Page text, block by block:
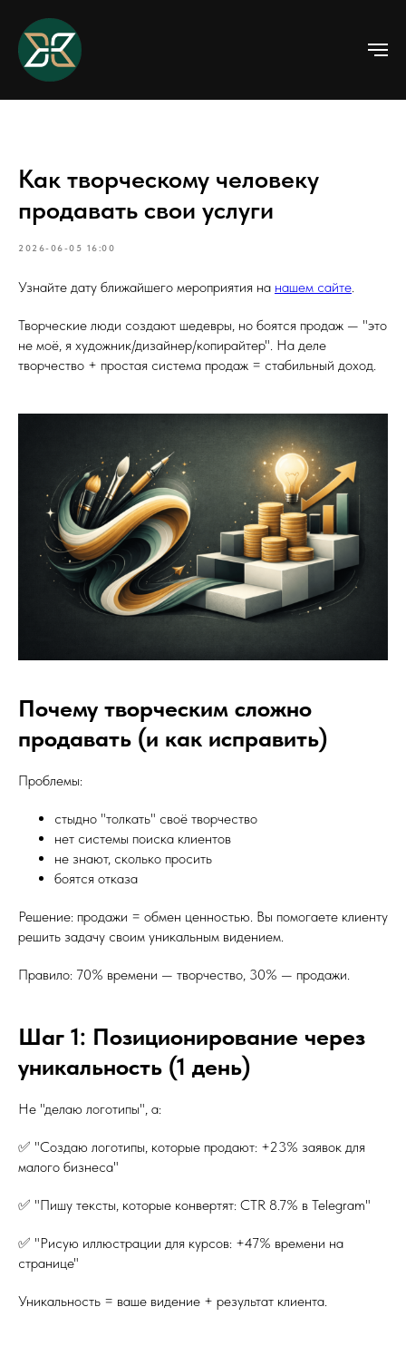
Как творческому человеку
продавать свои услуги
2026-06-05 16:00
Узнайте дату ближайшего мероприятия на нашем сайте.
Творческие люди создают шедевры, но боятся продаж — "это
не моё, я художник/дизайнер/копирайтер". На деле
творчество + простая система продаж = стабильный доход.
Почему творческим сложно
продавать (и как исправить)
Проблемы:
стыдно "толкать" своё творчество
нет системы поиска клиентов
не знают, сколько просить
боятся отказа
Решение: продажи = обмен ценностью. Вы помогаете клиенту
решить задачу своим уникальным видением.
Правило: 70% времени — творчество, 30% — продажи.
Шаг 1: Позиционирование через
уникальность (1 день)
Не "делаю логотипы", а:
✅ "Создаю логотипы, которые продают: +23% заявок для
малого бизнеса"
✅ "Пишу тексты, которые конвертят: CTR 8.7% в Telegram"
✅ "Рисую иллюстрации для курсов: +47% времени на
странице"
Уникальность = ваше видение + результат клиента.